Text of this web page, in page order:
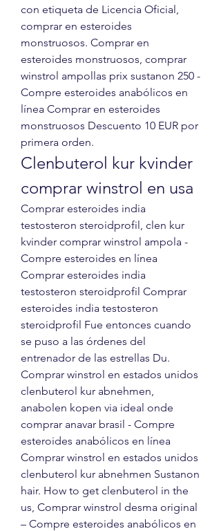
con etiqueta de Licencia Oficial,
comprar en esteroides
monstruosos. Comprar en
esteroides monstruosos, comprar
winstrol ampollas prix sustanon 250 -
Compre esteroides anabólicos en
línea Comprar en esteroides
monstruosos Descuento 10 EUR por
primera orden.
Clenbuterol kur kvinder
comprar winstrol en usa
Comprar esteroides india
testosteron steroidprofil, clen kur
kvinder comprar winstrol ampola -
Compre esteroides en línea
Comprar esteroides india
testosteron steroidprofil Comprar
esteroides india testosteron
steroidprofil Fue entonces cuando
se puso a las órdenes del
entrenador de las estrellas Du.
Comprar winstrol en estados unidos
clenbuterol kur abnehmen,
anabolen kopen via ideal onde
comprar anavar brasil - Compre
esteroides anabólicos en línea
Comprar winstrol en estados unidos
clenbuterol kur abnehmen Sustanon
hair. How to get clenbuterol in the
us, Comprar winstrol desma original
– Compre esteroides anabólicos en